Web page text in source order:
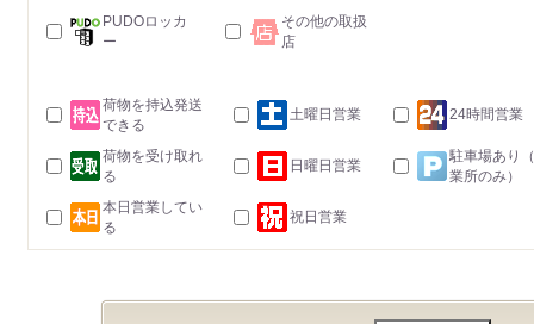
PUDOロッカ
ー
その他の取扱
店
荷物を持込発送
できる
土曜日営業 24時間営業
荷物を受け取れ
る
日曜日営業
駐車場あり
業所のみ）
本日営業してい
る
祝日営業